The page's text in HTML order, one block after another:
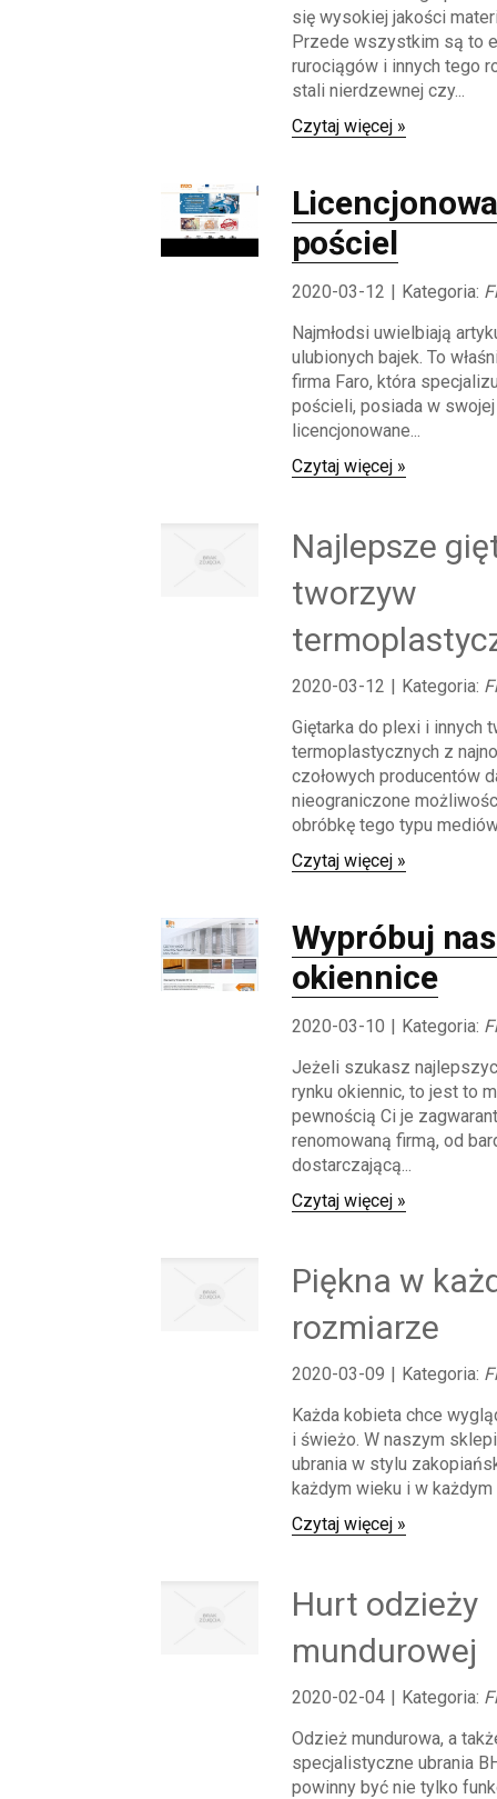
się wysokiej jakości
Przede wszystkim są to
rurociągów i innych tego
stali nierdzewnej czy...
Czytaj więcej »
pościel
2020-03-12 | Kategoria:
Najmłodsi uwielbiają
ulubionych bajek. To
firma Faro, która
pościeli, posiada w
licencjonowane...
Czytaj więcej »
Najlepsze
tworzyw
2020-03-12 | Kategoria:
Giętarka do plexi i innych
termoplastycznych z
czołowych producentów
nieograniczone
obróbkę tego typu
Czytaj więcej »
Wypróbuj
okiennice
2020-03-10 | Kategoria:
Jeżeli szukasz
rynku okiennic, to jest to
pewnością Ci je
renomowaną firmą, od
dostarczającą...
Czytaj więcej »
Piękna w
rozmiarze
2020-03-09 | Kategoria:
Każda kobieta chce
i świeżo. W naszym
ubrania w stylu
każdym wieku i w każdym
Czytaj więcej »
Hurt odzieży
mundurowej
2020-02-04 | Kategoria:
Odzież mundurowa, a
specjalistyczne ubrania
powinny być nie tylko